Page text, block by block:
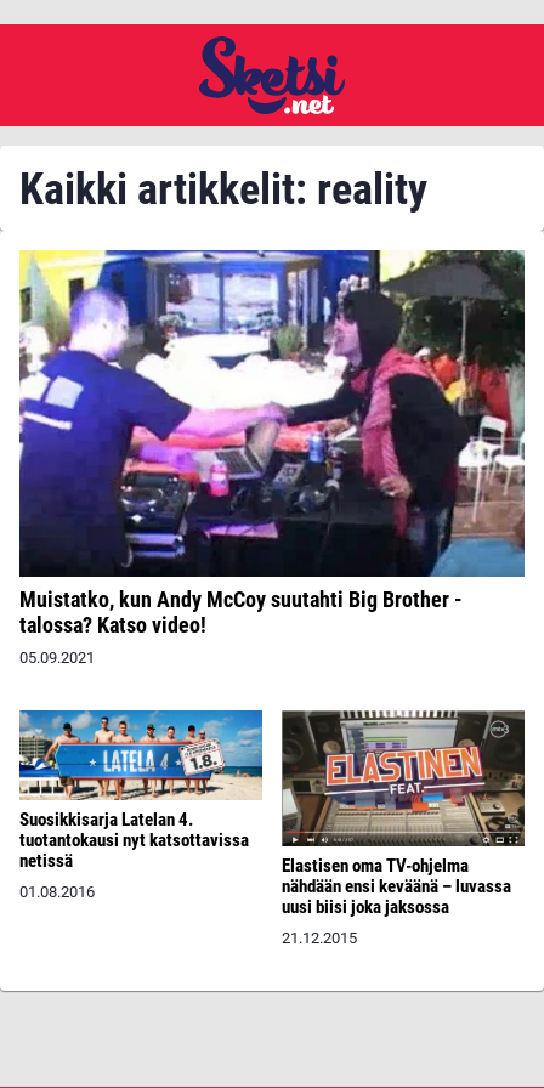
Kaikki artikkelit: reality
Muistatko, kun Andy McCoy suutahti Big Brother -
talossa? Katso video!
05.09.2021
Suosikkisarja Latelan 4.
tuotantokausi nyt katsottavissa
netissä
01.08.2016
Elastisen oma TV-ohjelma
nähdään ensi keväänä – luvassa
uusi biisi joka jaksossa
21.12.2015